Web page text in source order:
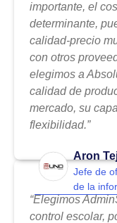
importante, el
determinante,
calidad-precio
con otros
elegimos a
calidad de
mercado, su
flexibilidad.”
Aron
Jefe de
de la
“Elegimos
control escolar,